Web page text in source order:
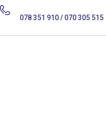
078 351 910 / 070 305 515